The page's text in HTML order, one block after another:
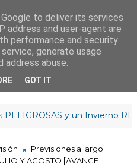
noches!
4: 14
y un Invierno
Previsiones a largo
Y AGOSTO [AVANCE
to deliver its services
address and user-agent are
performance and security
generate usage
abuse.
GOT IT